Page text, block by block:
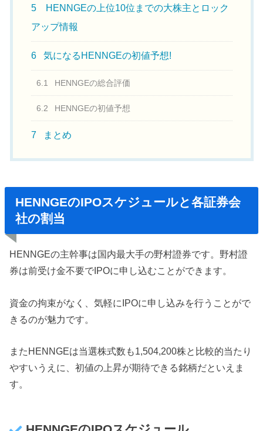
5
HENNGEの上位10位までの大株主とロック
アップ情報
6 気になるHENNGEの初値予想!
6.1 HENNGEの総合評価
6.2 HENNGEの初値予想
7 まとめ
HENNGEのIPOスケジュールと各証券会
社の割当
HENNGEの主幹事は国内最大手の野村證券です。野村證
券は前受け金不要でIPOに申し込むことができます。
資金の拘束がなく、気軽にIPOに申し込みを行うことがで
きるのが魅力です。
またHENNGEは当選株式数も1,504,200株と比較的当たり
やすいうえに、初値の上昇が期待できる銘柄だといえま
す。